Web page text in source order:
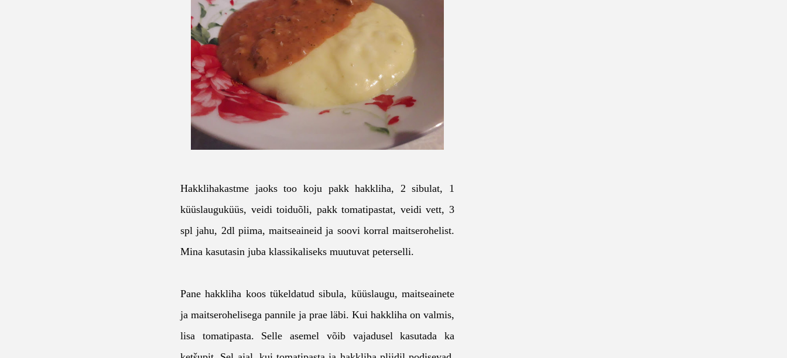
Hakklihakastme jaoks too koju pakk hakkliha, 2 sibulat, 1
küüslauguküüs, veidi toiduõli, pakk tomatipastat, veidi vett, 3
spl jahu, 2dl piima, maitseaineid ja soovi korral maitserohelist.
Mina kasutasin juba klassikaliseks muutuvat peterselli.
Pane hakkliha koos tükeldatud sibula, küüslaugu, maitseainete
ja maitserohelisega pannile ja prae läbi. Kui hakkliha on valmis,
lisa tomatipasta. Selle asemel võib vajadusel kasutada ka